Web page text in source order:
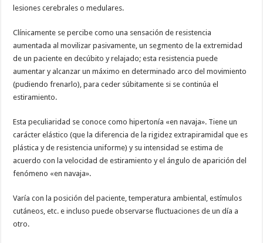
lesiones cerebrales o medulares.
Clínicamente se percibe como una sensación de resistencia
aumentada al movilizar pasivamente, un segmento de la extremidad
de un paciente en decúbito y relajado; esta resistencia puede
aumentar y alcanzar un máximo en determinado arco del movimiento
(pudiendo frenarlo), para ceder súbitamente si se continúa el
estiramiento.
Esta peculiaridad se conoce como hipertonía «en navaja». Tiene un
carácter elástico (que la diferencia de la rigidez extrapiramidal que es
plástica y de resistencia uniforme) y su intensidad se estima de
acuerdo con la velocidad de estiramiento y el ángulo de aparición del
fenómeno «en navaja».
Varía con la posición del paciente, temperatura ambiental, estímulos
cutáneos, etc. e incluso puede observarse fluctuaciones de un día a
otro.